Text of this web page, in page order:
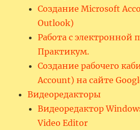
Создание Microsoft
Outlook)
Работа с электронной
Практикум.
Создание рабочего
Account) на сайте
Видеоредакторы
Видеоредактор
Video Editor